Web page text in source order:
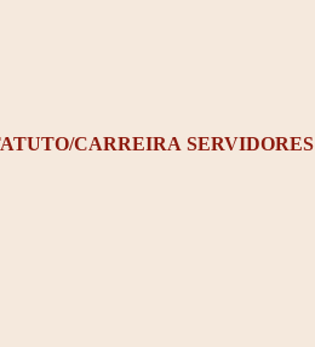
CARREIRA SERVIDORES